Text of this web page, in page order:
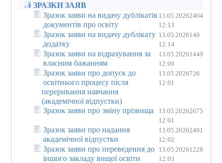
ЗРАЗКИ ЗАЯВ
Зразок заяви на видачу дублікатів
документів про освіту
13.05.2026
12:13
2404
Зразок заяви на видачу дублікату
додатку
13.05.2026
12:14
140
Зразок заяви на відрахування за
власним бажанням
13.05.2026
12:00
1449
Зразок заяви про допуск до
освітнього процесу після
переривання навчання
(академічної відпустки)
13.05.2026
12:01
726
Зразок заяви про зміну прізвища
13.05.2026
12:01
2675
Зразок заяви про надання
академічної відпустки
13.05.2026
12:02
2491
Зразок заяви про переведення до
іншого закладу вищої освіти
13.05.2026
12:03
1228